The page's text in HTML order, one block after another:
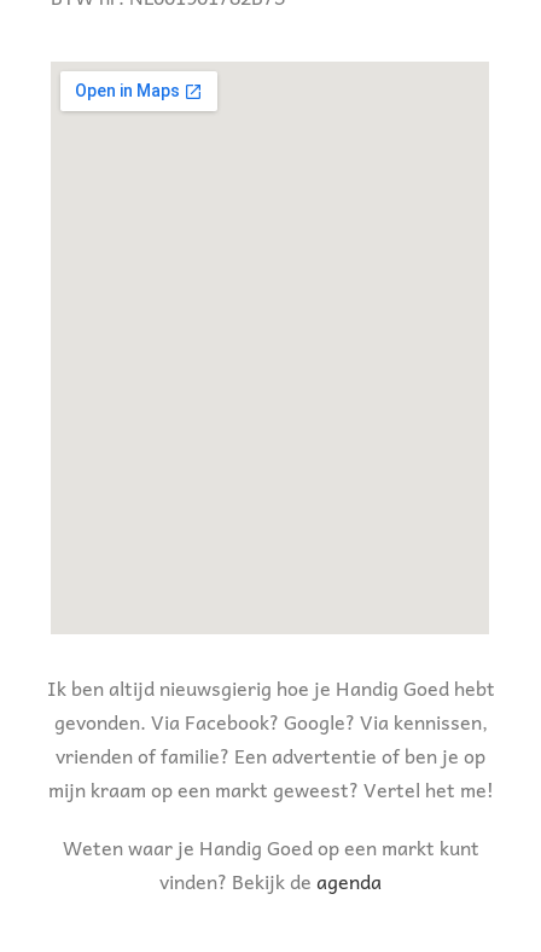
Ik ben altijd nieuwsgierig hoe je Handig Goed hebt
gevonden. Via Facebook? Google? Via kennissen,
vrienden of familie? Een advertentie of ben je op
mijn kraam op een markt geweest? Vertel het me!
Weten waar je Handig Goed op een markt kunt
vinden? Bekijk deagenda